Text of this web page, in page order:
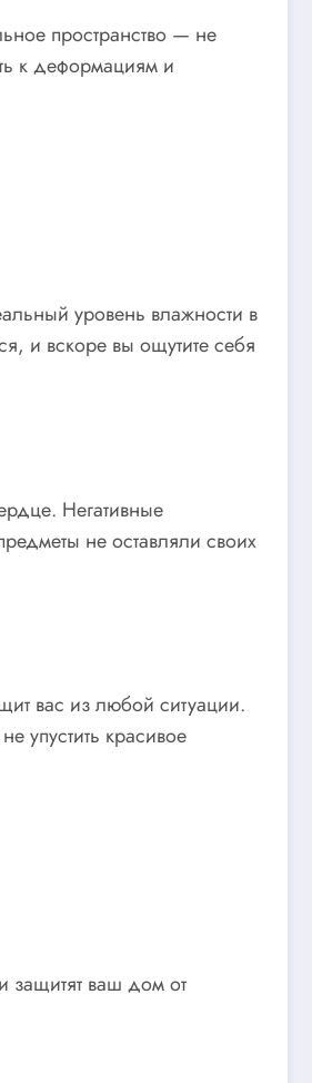
пространство — не
к деформациям и
уровень влажности в
и вскоре вы ощутите себя
Негативные
не оставляли своих
вас из любой ситуации.
упустить красивое
защитят ваш дом от